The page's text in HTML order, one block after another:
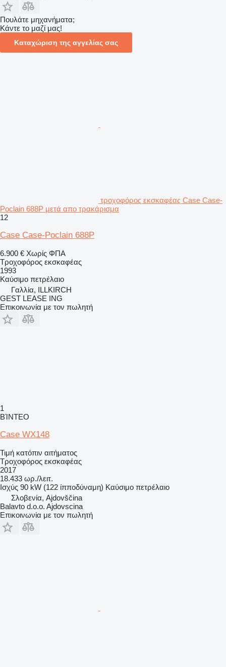
Πουλάτε μηχανήματα;
Κάντε το μαζί μας!
Καταχώριση της αγγελίας σας
τροχοφόρος εκσκαφέας Case Case-
Poclain 688P μετά απο τρακάρισμα
12
Case Case-Poclain 688P
6.900 € Χωρίς ΦΠΑ
Τροχοφόρος εκσκαφέας
1993
Καύσιμο πετρέλαιο
Γαλλία, ILLKIRCH
GEST LEASE ING
Επικοινωνία με τον πωλητή
1
ΒΊΝΤΕΟ
Case WX148
Τιμή κατόπιν αιτήματος
Τροχοφόρος εκσκαφέας
2017
18.433 ωρ./λειτ.
Ισχύς 90 kW (122 ίπποδύναμη) Καύσιμο πετρέλαιο
Σλοβενία, Ajdovščina
Balavto d.o.o. Ajdovscina
Επικοινωνία με τον πωλητή